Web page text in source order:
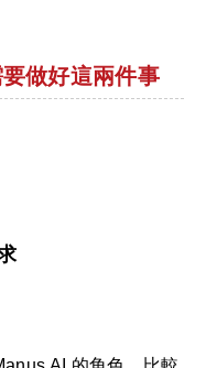
做好這兩件事